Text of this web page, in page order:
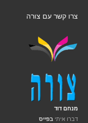
צרו קשר עם צורה
מנחם דוד
דברו איתי בפייס